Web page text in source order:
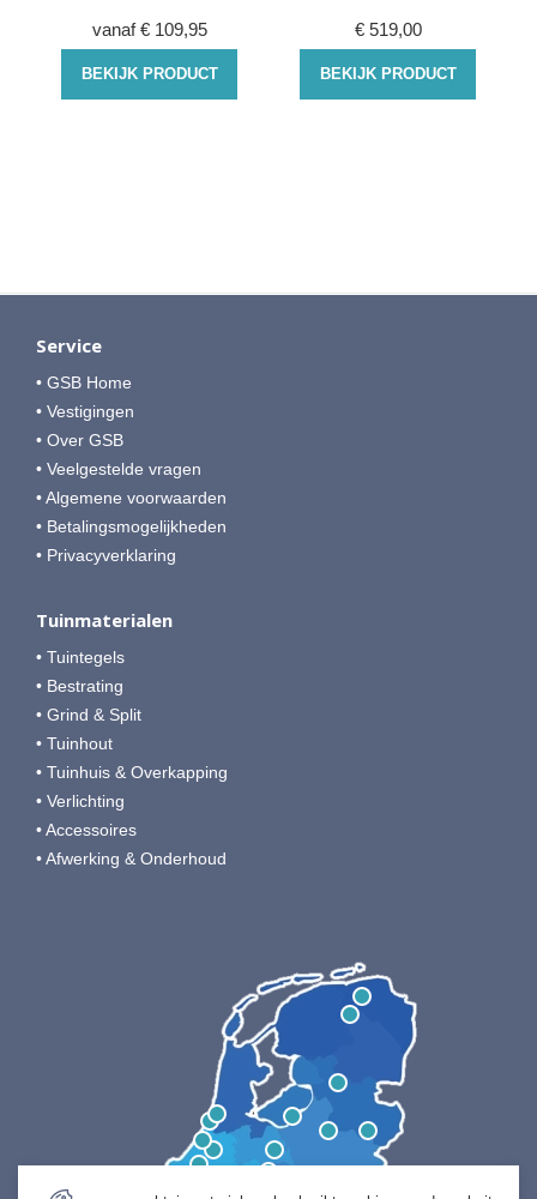
vanaf € 109,95
BEKIJK PRODUCT
€ 519,00
BEKIJK PRODUCT
Service
• GSB Home
• Vestigingen
• Over GSB
• Veelgestelde vragen
• Algemene voorwaarden
• Betalingsmogelijkheden
• Privacyverklaring
Tuinmaterialen
• Tuintegels
• Bestrating
• Grind & Split
• Tuinhout
• Tuinhuis & Overkapping
• Verlichting
• Accessoires
• Afwerking & Onderhoud